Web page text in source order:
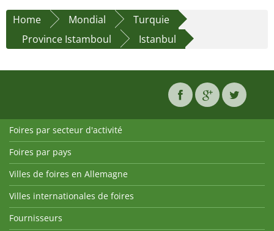
Home Mondial
Turquie
Province Istamboul
Istanbul
Foires par secteur d'activité
Foires par pays
Villes de foires en Allemagne
Villes internationales de foires
Fournisseurs